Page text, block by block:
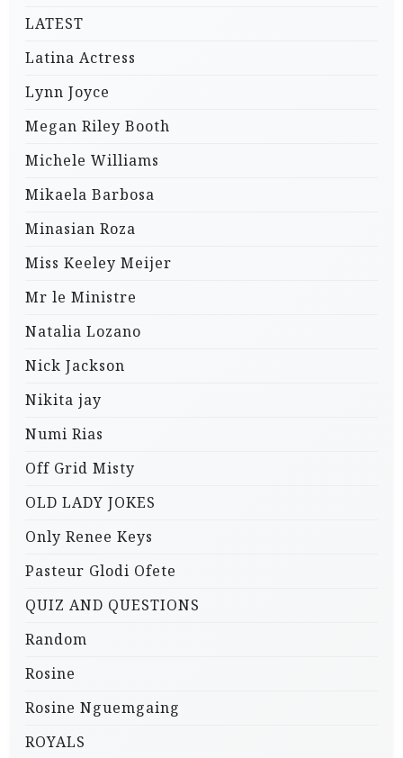
LATEST
Latina Actress
Lynn Joyce
Megan Riley Booth
Michele Williams
Mikaela Barbosa
Minasian Roza
Miss Keeley Meijer
Mr le Ministre
Natalia Lozano
Nick Jackson
Nikita jay
Numi Rias
Off Grid Misty
OLD LADY JOKES
Only Renee Keys
Pasteur Glodi Ofete
QUIZ AND QUESTIONS
Random
Rosine
Rosine Nguemgaing
ROYALS